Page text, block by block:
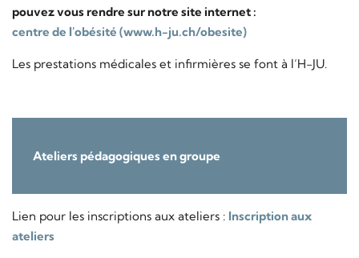
pouvez vous rendre sur notre site internet :
centre de l'obésité (www.h-ju.ch/obesite)
Les prestations médicales et infirmières se font à l’H-JU.
Ateliers pédagogiques en groupe
Lien pour les inscriptions aux ateliers : Inscription aux
ateliers